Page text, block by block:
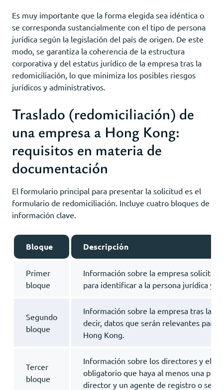
Es muy importante que la forma elegida sea idéntica o
se corresponda sustancialmente con el tipo de persona
jurídica según la legislación del país de origen. De este
modo, se garantiza la coherencia de la estructura
corporativa y del estatus jurídico de la empresa tras la
redomiciliación, lo que minimiza los posibles riesgos
jurídicos y administrativos.
Traslado (redomiciliación) de
una empresa a Hong Kong:
requisitos en materia de
documentación
El formulario principal para presentar la solicitud es el
formulario de redomiciliación. Incluye cuatro bloques de
información clave.
Bloque Descripción
Primer
bloque
Información sobre la empresa
para identificar a la persona jurídica y
Segundo
bloque
Información sobre la empresa tras la
decir, datos que serán relevantes para
Hong Kong.
Tercer
bloque
Información sobre los directores y el
obligatorio que haya al menos una
director y un agente de registro o